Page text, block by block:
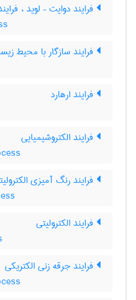
فرایند دوایت – لوید ،
فرایند سازگار با محیط
فرایند ارهارد
فرایند الکتروشیمیایی
فرایند رنگ آمیزی
فرایند الکترولیتی
فرایند جرقه زنی الکتریکی